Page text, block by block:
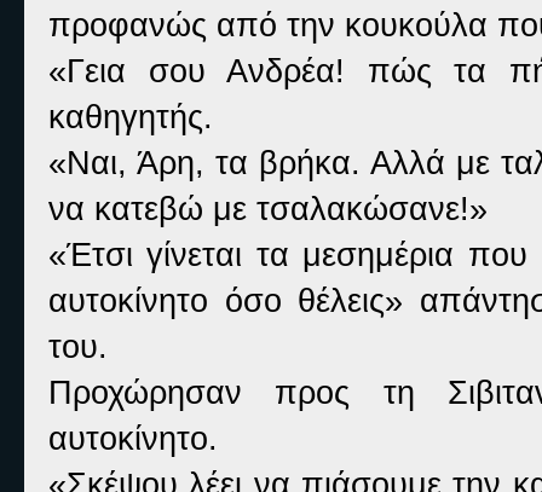
προφανώς από την κουκούλα
«Γεια σου Ανδρέα! πώς τα
καθηγητής.
«Ναι, Άρη, τα βρήκα. Αλλά με
να κατεβώ με τσαλακώσανε!»
«Έτσι γίνεται τα μεσημέρια
αυτοκίνητο όσο θέλεις»
του.
Προχώρησαν προς τη
αυτοκίνητο.
«Σκέψου λέει να πιάσουμε την